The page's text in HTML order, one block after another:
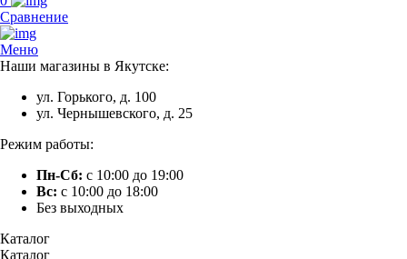
Сравнение
Меню
Наши магазины в Якутске:
ул. Горького, д. 100
ул. Чернышевского, д. 25
Режим работы:
Пн-Сб: с 10:00 до 19:00
Вс: с 10:00 до 18:00
Без выходных
Каталог
Каталог